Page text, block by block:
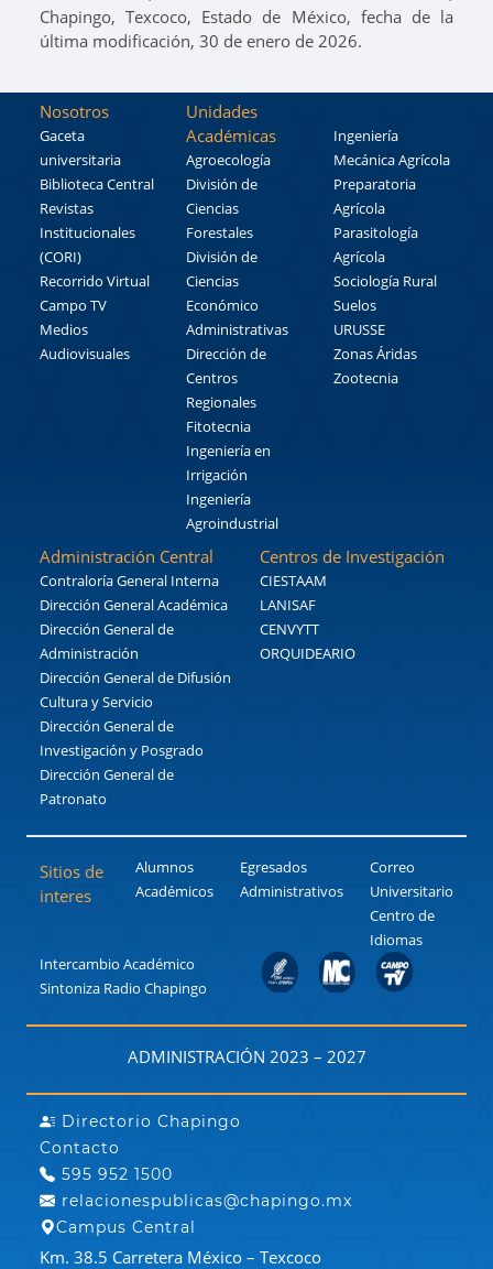
Chapingo, Texcoco, Estado de México, fecha de la
última modificación, 30 de enero de 2026.
Nosotros
Gaceta
universitaria
Biblioteca Central
Revistas
Institucionales
(CORI)
Recorrido Virtual
Campo TV
Medios
Audiovisuales
Unidades
Académicas
Agroecología
División de
Ciencias
Forestales
División de
Ciencias
Económico
Administrativas
Dirección de
Centros
Regionales
Fitotecnia
Ingeniería en
Irrigación
Ingeniería
Agroindustrial
Ingeniería
Mecánica Agrícola
Preparatoria
Agrícola
Parasitología
Agrícola
Sociología Rural
Suelos
URUSSE
Zonas Áridas
Zootecnia
Administración Central
Contraloría General Interna
Dirección General Académica
Dirección General de
Administración
Dirección General de Difusión
Cultura y Servicio
Dirección General de
Investigación y Posgrado
Dirección General de
Patronato
Centros de Investigación
CIESTAAM
LANISAF
CENVYTT
ORQUIDEARIO
Sitios de
interes
Alumnos
Académicos
Egresados
Administrativos
Correo
Universitario
Centro de
Idiomas
Intercambio Académico
Sintoniza Radio Chapingo
ADMINISTRACIÓN 2023 – 2027
Directorio Chapingo
Contacto
595 952 1500
relacionespublicas@chapingo.mx
Campus Central
Km. 38.5 Carretera México – Texcoco